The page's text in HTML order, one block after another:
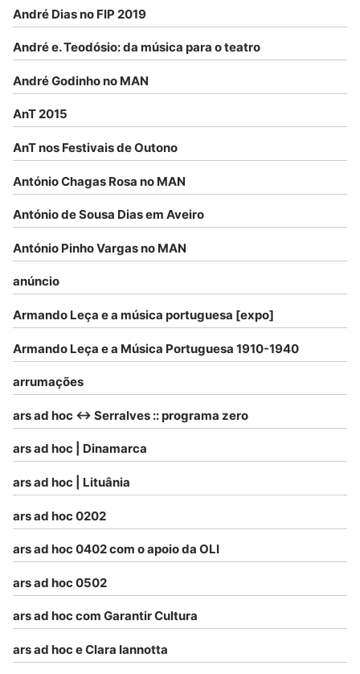
André Dias no FIP 2019
André e. Teodósio: da música para o teatro
André Godinho no MAN
AnT 2015
AnT nos Festivais de Outono
António Chagas Rosa no MAN
António de Sousa Dias em Aveiro
António Pinho Vargas no MAN
anúncio
Armando Leça e a música portuguesa [expo]
Armando Leça e a Música Portuguesa 1910-1940
arrumações
ars ad hoc <-> Serralves :: programa zero
ars ad hoc | Dinamarca
ars ad hoc | Lituânia
ars ad hoc 0202
ars ad hoc 0402 com o apoio da OLI
ars ad hoc 0502
ars ad hoc com Garantir Cultura
ars ad hoc e Clara Iannotta